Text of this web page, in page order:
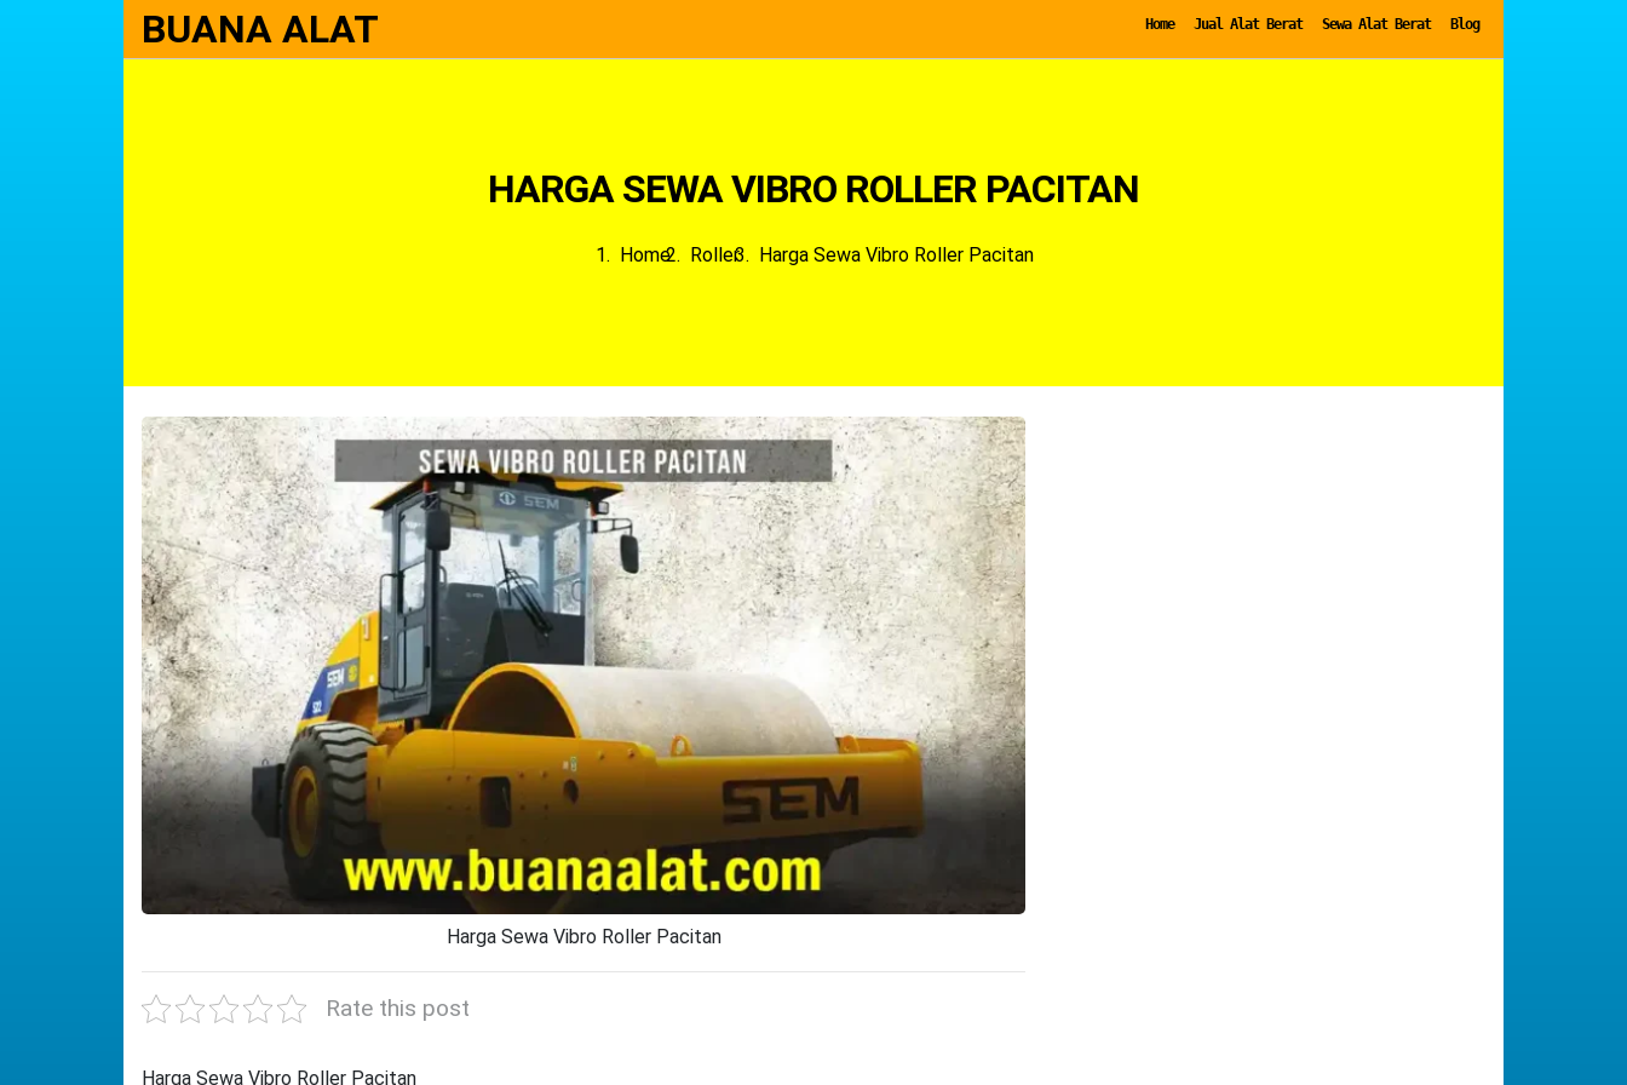
BUANA ALAT Home Jual Alat Berat Sewa Alat Berat Blog
HARGA SEWA VIBRO ROLLER PACITAN
Home Roller Harga Sewa Vibro Roller Pacitan
Harga Sewa Vibro Roller Pacitan
Rate this post
Harga Sewa Vibro Roller Pacitan